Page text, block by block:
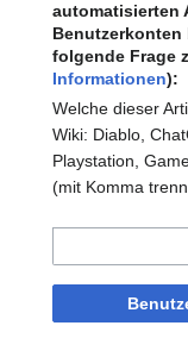
automatisierten
folgende Frage
Informationen):
Welche dieser
Wiki: Diablo,
Playstation,
(mit Komma